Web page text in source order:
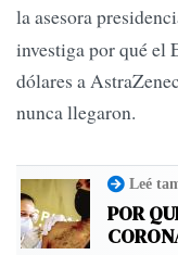
la asesora
investiga por qué el
dólares a
nunca llegaron.
Leé
POR